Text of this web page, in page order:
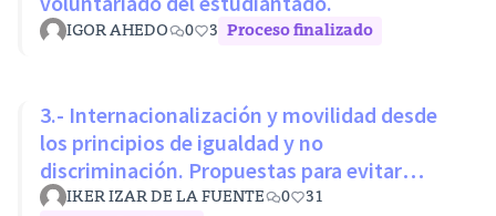
IGOR AHEDO 0 3 Proceso finalizado
3.- Internacionalización y movilidad desde
los principios de igualdad y no
discriminación. Propuestas para evitar
desigualdades estructurales
IKER IZAR DE LA FUENTE 0
31